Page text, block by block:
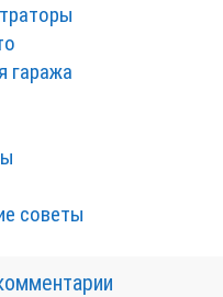
гаража
советы